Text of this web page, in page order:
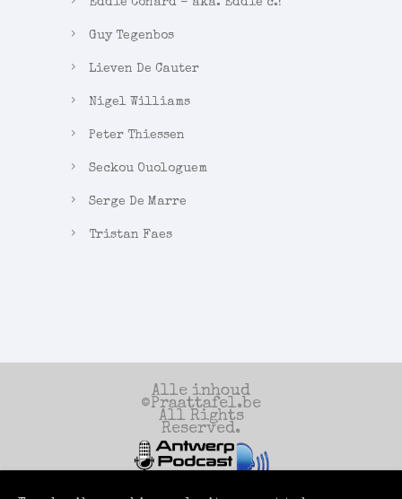
Guy Tegenbos
Lieven De Cauter
Nigel Williams
Peter Thiessen
Seckou Ouologuem
Serge De Marre
Tristan Faes
Alle inhoud
©Praattafel.be
All Rights
Reserved.